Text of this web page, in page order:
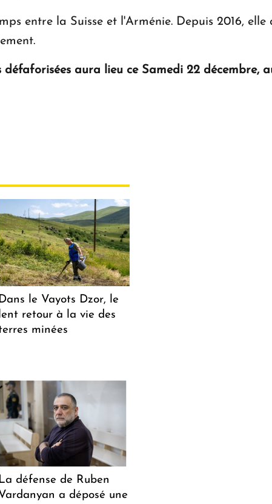
entre la Suisse et l'Arménie. Depuis 2016, elle
aura lieu ce Samedi 22 décembre,
Dans le Vayots Dzor, le
lent retour à la vie des
minées
La défense de Ruben
a déposé une